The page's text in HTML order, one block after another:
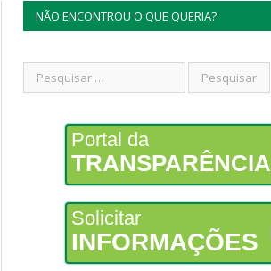
NÃO ENCONTROU O QUE QUERIA?
Portal da
TRANSPARÊNCIA
Solicitar
INFORMAÇÕES